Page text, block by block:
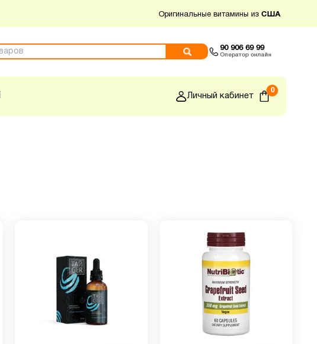
Оригинальные витамины из США
90 906 69 99
Оператор онлайн
Личный кабинет
0